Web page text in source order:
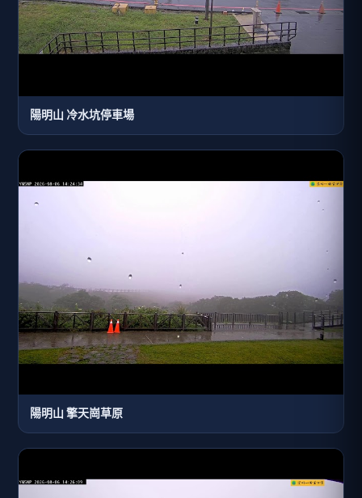
陽明山 冷水坑停車場
陽明山 擎天崗草原